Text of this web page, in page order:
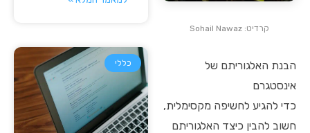
קרדיט: Sohail Nawaz
הבנת האלגוריתם של
אינסטגרם
כדי להגיע לחשיפה מקסימלית,
חשוב להבין כיצד האלגוריתם
כללי